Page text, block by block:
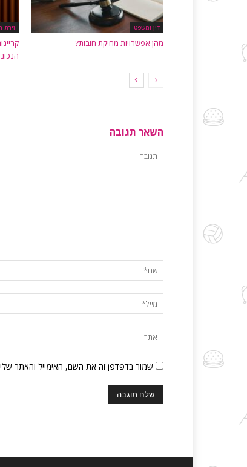
דין ומשפט
מהן אפשרויות מחיקת חובות?
זירת
השאר תגובה
שמור בדפדפן זה את השם, האימייל והאתר